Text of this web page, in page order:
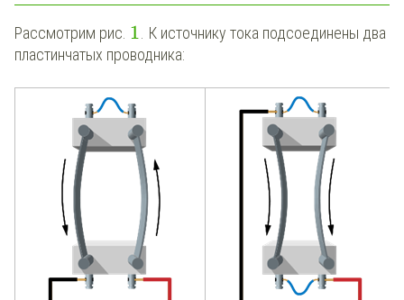
Рассмотрим рис. 1 . К источнику тока подсоединены два
пластинчатых проводника: